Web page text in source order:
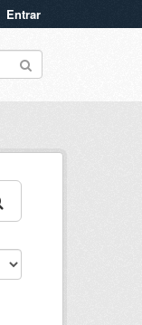
Entrar